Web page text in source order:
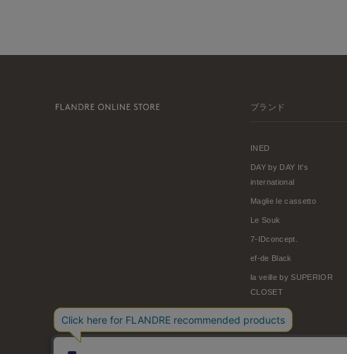
ブランド
INED
DAY by DAY It's
international
Maglie le cassetto
Le Souk
7-IDconcept.
ef-de Black
la veille by SUPERIOR
CLOSET